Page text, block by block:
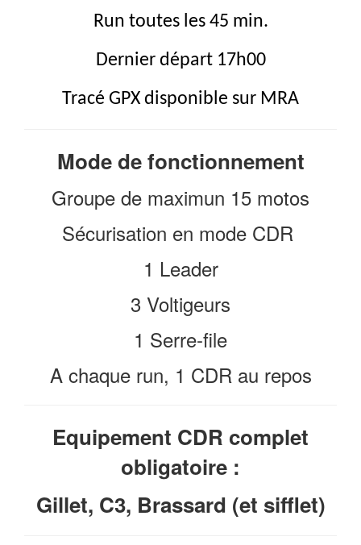
Run toutes les 45 min.
Dernier départ 17h00
Tracé GPX disponible sur MRA
Mode de fonctionnement
Groupe de maximun 15 motos
Sécurisation en mode CDR
1 Leader
3 Voltigeurs
1 Serre-file
A chaque run, 1 CDR au repos
Equipement CDR complet
obligatoire :
Gillet, C3, Brassard (et sifflet)